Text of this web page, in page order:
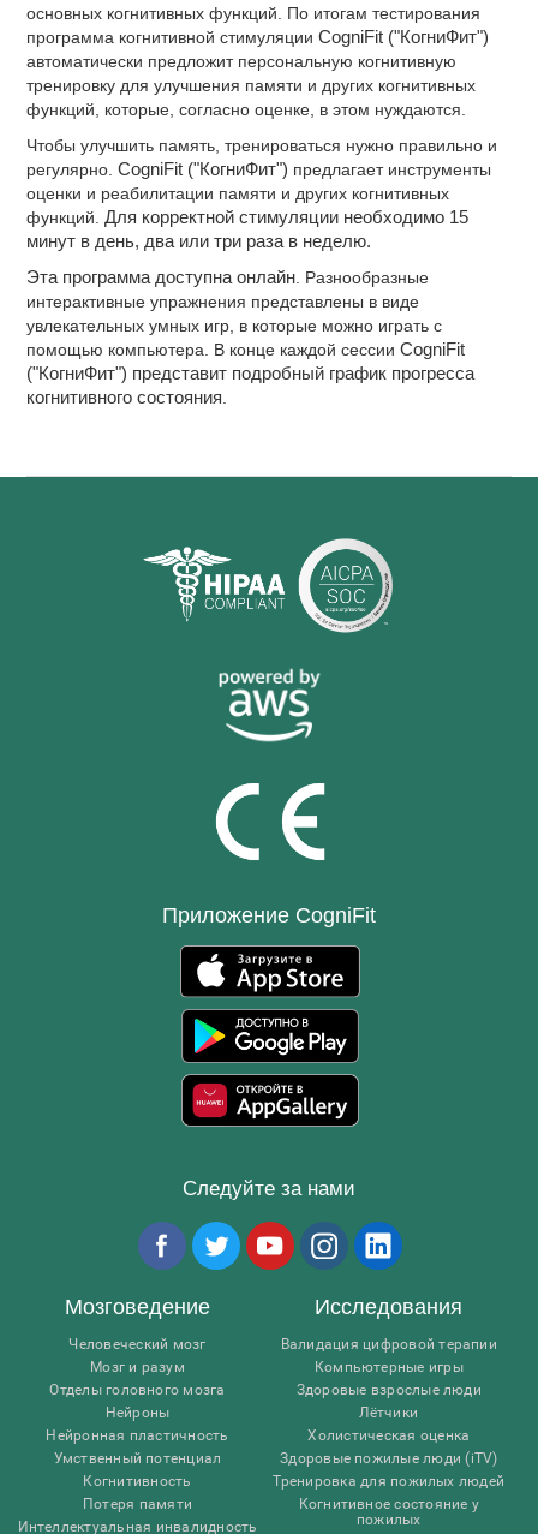
основных когнитивных функций. По итогам тестирования
программа когнитивной стимуляцииCogniFit ("КогниФит")
автоматически предложит персональную когнитивную
тренировку для улучшения памяти и других когнитивных
функций, которые, согласно оценке, в этом нуждаются.
Чтобы улучшить память, тренироваться нужно правильно и
регулярно.CogniFit ("КогниФит") предлагает инструменты
оценки и реабилитации памяти и других когнитивных
функций.Для корректной стимуляции необходимо 15
минут в день, два или три раза в неделю.
Эта программа доступна онлайн . Разнообразные
интерактивные упражнения представлены в виде
увлекательных умных игр, в которые можно играть с
помощью компьютера. В конце каждой сессииCogniFit
("КогниФит") представит подробный график прогресса
когнитивного состояния
Приложение CogniFit
Следуйте за нами
Мозговедение
Человеческий мозг
Мозг и разум
Отделы головного мозга
Нейроны
Нейронная пластичность
Умственный потенциал
Когнитивность
Потеря памяти
Интеллектуальная инвалидность
Исследования
Валидация цифровой терапии
Компьютерные игры
Здоровые взрослые люди
Лётчики
Холистическая оценка
Здоровые пожилые люди (iTV)
Тренировка для пожилых людей
Когнитивное состояние у
пожилых